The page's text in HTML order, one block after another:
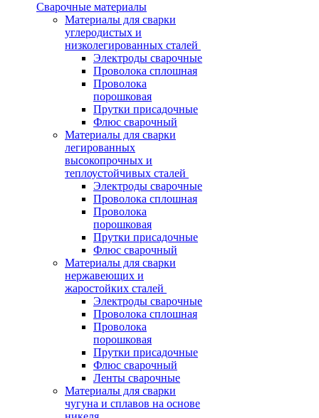
Сварочные материалы
Материалы для сварки
углеродистых и
низколегированных сталей
Электроды сварочные
Проволока сплошная
Проволока
порошковая
Прутки присадочные
Флюс сварочный
Материалы для сварки
легированных
высокопрочных и
теплоустойчивых сталей
Электроды сварочные
Проволока сплошная
Проволока
порошковая
Прутки присадочные
Флюс сварочный
Материалы для сварки
нержавеющих и
жаростойких сталей
Электроды сварочные
Проволока сплошная
Проволока
порошковая
Прутки присадочные
Флюс сварочный
Ленты сварочные
Материалы для сварки
чугуна и сплавов на основе